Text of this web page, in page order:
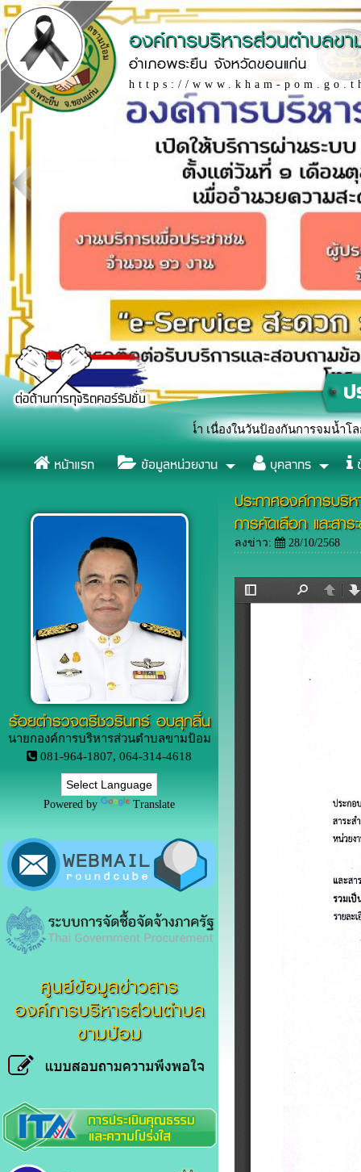
องค์การบริหารส่วนตำบลข
อำเภอพระยืน จังหวัดขอนแก่น
https://www.kham-
ษณ์หยุดยั้งการจมน้ำ เนื่องในวันป้องกันการจมน้ำโลก (World
หน้าแรก ข้อมูลหน่วยงาน บุคลากร
ร้อยตำรวจตรีชวรินทร์ อบสุกลิ่น
นายกองค์การบริหารส่วนตำบลขามป้อม
081-964-1807, 064-314-4618
Powered by Translate
ศูนย์ข้อมูลข่าวสาร
องค์การบริหารส่วนตำบล
ขามป้อม
ประกาศองค์การบริ
การคัดเลือก และส
ลงข่าว: 28/10/2568